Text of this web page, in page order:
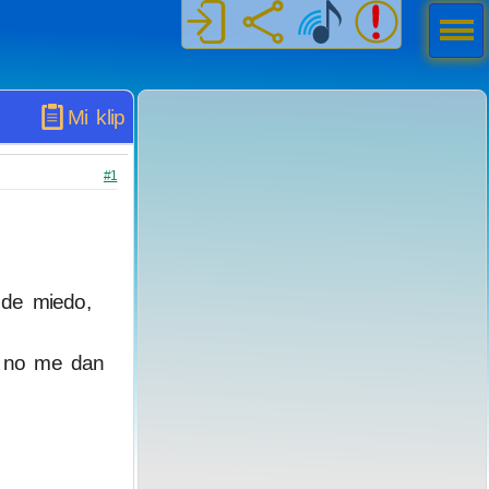
Mi klip
#1
miedo,
me dan
Men
ú